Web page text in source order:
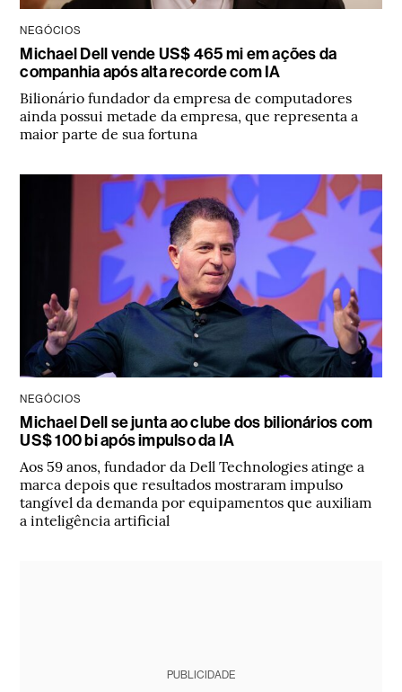
NEGÓCIOS
Michael Dell vende US$ 465 mi em ações da
companhia após alta recorde com IA
Bilionário fundador da empresa de computadores
ainda possui metade da empresa, que representa a
maior parte de sua fortuna
NEGÓCIOS
Michael Dell se junta ao clube dos bilionários com
US$ 100 bi após impulso da IA
Aos 59 anos, fundador da Dell Technologies atinge a
marca depois que resultados mostraram impulso
tangível da demanda por equipamentos que auxiliam
a inteligência artificial
PUBLICIDADE